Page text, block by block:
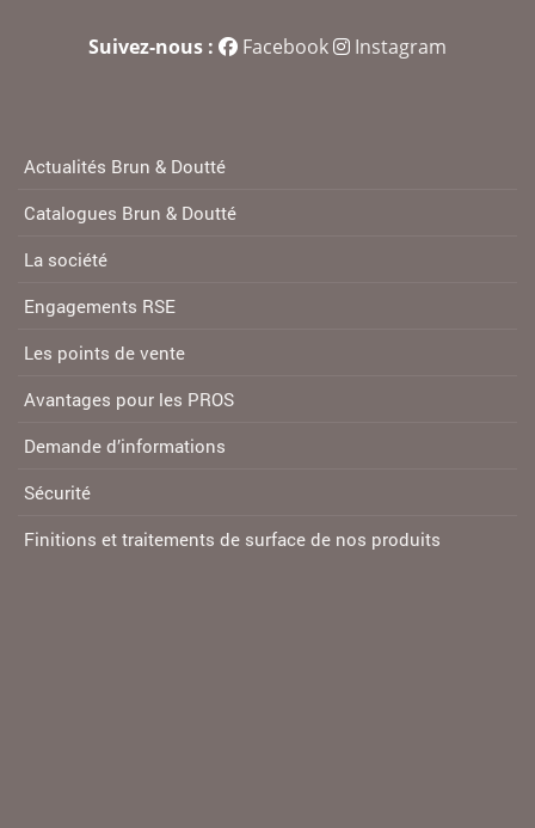
Suivez-nous : Facebook Instagram
Actualités Brun & Doutté
Catalogues Brun & Doutté
La société
Engagements RSE
Les points de vente
Avantages pour les PROS
Demande d’informations
Sécurité
Finitions et traitements de surface de nos produits